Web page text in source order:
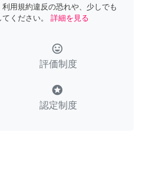
用規約違反の恐れや、少しでも
ください。
詳細を見る
tag_faces
評価制度
stars
認定制度